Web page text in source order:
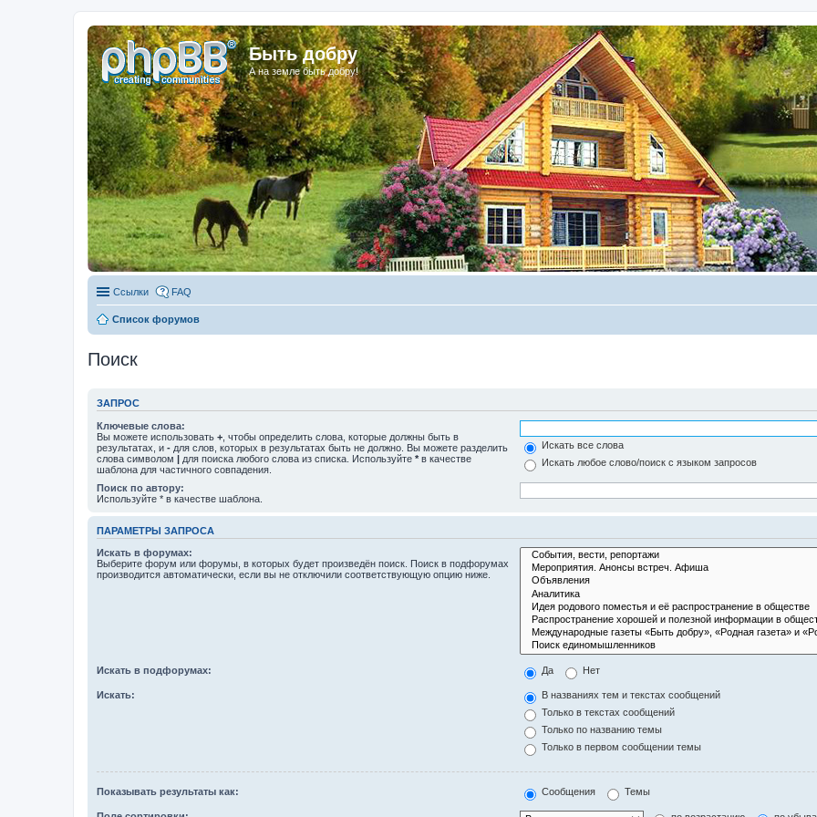
Быть добру
А на земле быть добру!
Ссылки FAQ
Список форумов
Поиск
ЗАПРОС
Ключевые слова:
Вы можете использовать + , чтобы определить слова, которые должны быть в
результатах, и - для слов, которых в результатах быть не должно. Вы можете разделить
слова символом | для поиска любого слова из списка. Используйте * в качестве
шаблона для частичного совпадения.
Искать все слова
Искать любое слово/поиск с языком запросов
Поиск по автору:
Используйте * в качестве шаблона.
ПАРАМЕТРЫ ЗАПРОСА
Искать в форумах:
Выберите форум или форумы, в которых будет произведён поиск. Поиск в подфорумах
производится автоматически, если вы не отключили соответствующую опцию ниже.
Искать в подфорумах: Да Нет
Искать:
В названиях тем и текстах сообщений
Только в текстах сообщений
Только по названию темы
Только в первом сообщении темы
Показывать результаты как: Сообщения Темы